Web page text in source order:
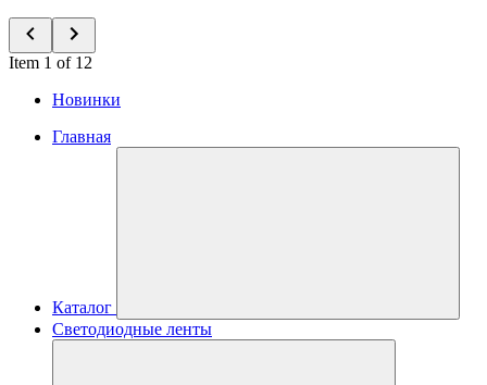
Item 1 of 12
Новинки
Главная
Каталог
Светодиодные ленты